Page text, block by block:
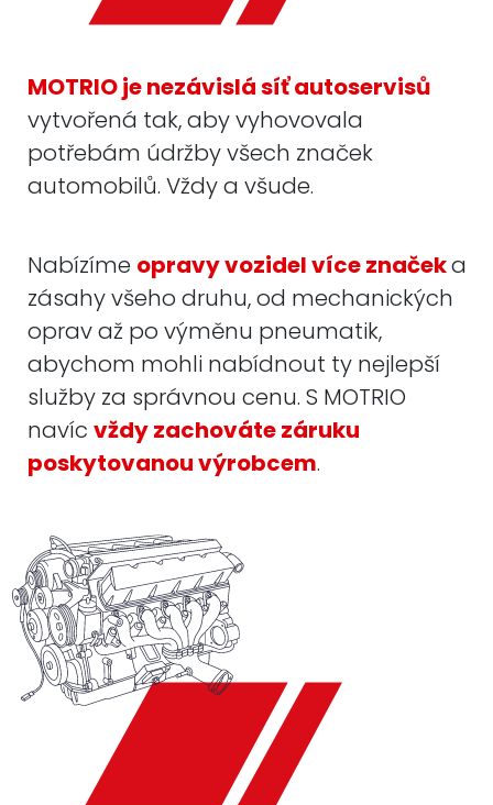
MOTRIO je nezávislá síť autoservisů
vytvořená tak, aby vyhovovala
potřebám údržby všech značek
automobilů. Vždy a všude.
Nabízíme opravy vozidel více značeka
zásahy všeho druhu, od mechanických
oprav až po výměnu pneumatik,
abychom mohli nabídnout ty nejlepší
služby za správnou cenu. S MOTRIO
navíc vždy zachováte záruku
poskytovanou výrobcem.